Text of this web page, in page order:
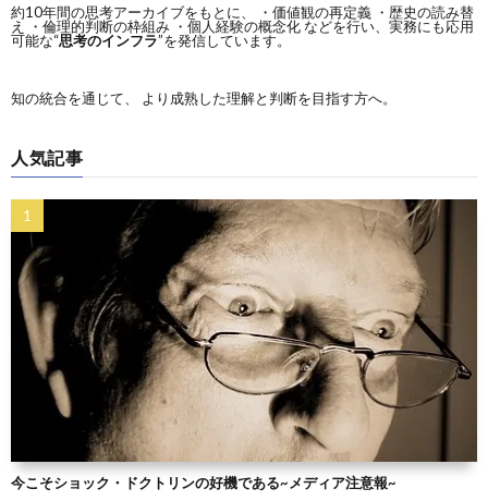
約10年間の思考アーカイブをもとに、 ・価値観の再定義 ・歴史の読み替
え ・倫理的判断の枠組み ・個人経験の概念化 などを行い、実務にも応用
可能な“思考のインフラ”を発信しています。
知の統合を通じて、 より成熟した理解と判断を目指す方へ。
人気記事
今こそショック・ドクトリンの好機である~メディア注意報~